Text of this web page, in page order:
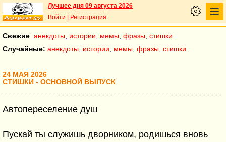
Лучшее дня 09 августа 2026
Войти
Регистрация
Свежие: анекдоты истории мемы фразы стишки
Случайные: анекдоты истории мемы фразы стишки
24 МАЯ 2026
СТИШКИ - ОСНОВНОЙ ВЫПУСК
Автопереселение душ
Пускай ты служишь дворником, родишься вновь